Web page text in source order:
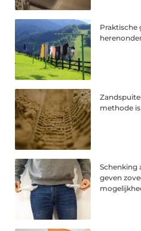
Praktische
methode
Schenking
geven